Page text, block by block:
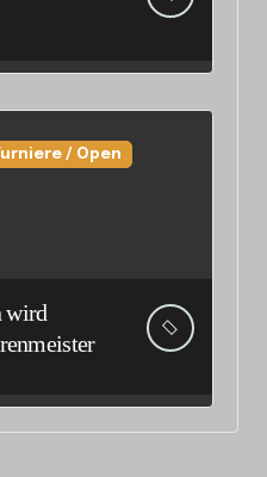
/ Open
wird